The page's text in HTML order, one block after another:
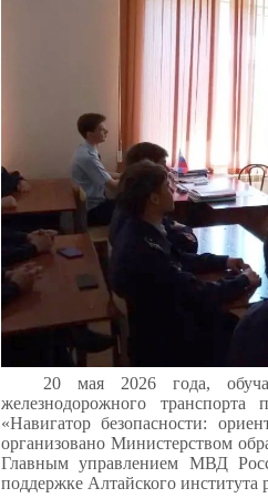
20 мая 2026 года,
железнодорожного
«Навигатор безопасности:
организовано Министерством
Главным управлением МВД
поддержке Алтайского